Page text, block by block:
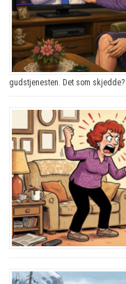
gudstjenesten. Det som